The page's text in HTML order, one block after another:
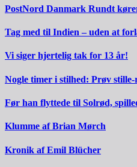
PostNord Danmark Rundt
Tag med til Indien – uden at
Vi siger hjertelig tak for 13 år!
Nogle timer i stilhed: Prøv
Før han flyttede til Solrød,
Klumme af Brian Mørch
Kronik af Emil Blücher